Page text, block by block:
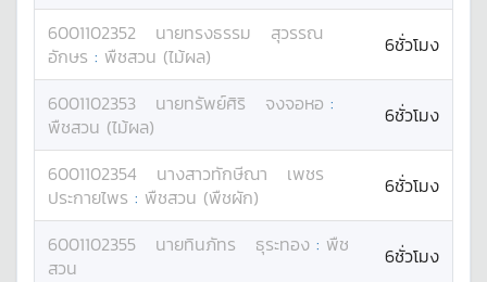
6001102352 นายทรงธรรม
สุวรรณ
อักษร : พืชสวน (ไม้ผล) 6ชั่วโมง
6001102353 นายทรัพย์ศิริ จงจอหอ :
พืชสวน (ไม้ผล)
6ชั่วโมง
6001102354 นางสาวทักษีณา
เพชร
ประกายไพร : พืชสวน (พืชผัก) 6ชั่วโมง
6001102355 นายทินภัทร ธุระทอง : พืช
สวน
6ชั่วโมง